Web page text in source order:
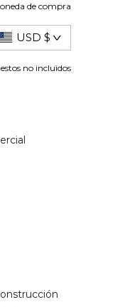
de compra
USD $
no incluidos